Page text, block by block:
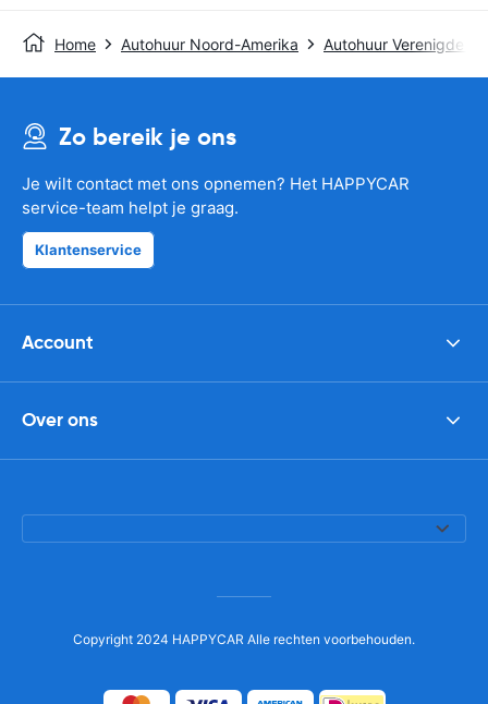
Home Autohuur Noord-Amerika Autohuur Verenigde
Zo bereik je ons
Je wilt contact met ons opnemen? Het HAPPYCAR
service-team helpt je graag.
Klantenservice
Account
Over ons
Copyright 2024 HAPPYCAR Alle rechten voorbehouden.